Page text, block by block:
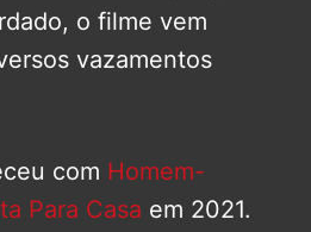
o filme vem
vazamentos
com Homem-
Para Casa em 2021.